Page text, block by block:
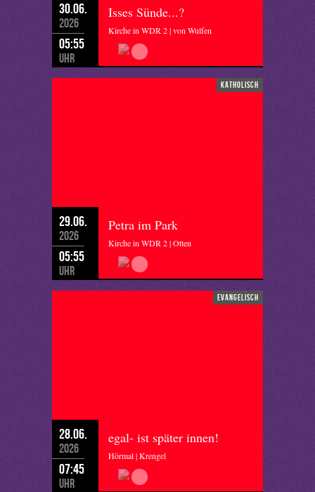
30.06.
2026
05:55
Uhr
Isses Sünde...?
Kirche in WDR 2 | von Wulfen
katholisch
29.06.
2026
05:55
Uhr
Petra im Park
Kirche in WDR 2 | Otten
evangelisch
28.06.
2026
07:45
Uhr
egal- ist später innen!
Hörmal | Krengel